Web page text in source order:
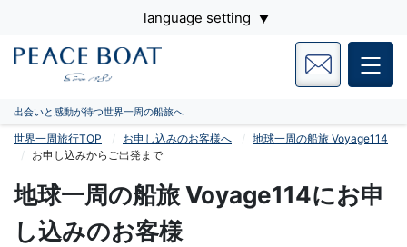
language setting
出会いと感動が待つ世界一周の船旅へ
世界一周旅行TOP お申し込みのお客様へ
地球一周の船旅 Voyage114
お申し込みからご出発まで
地球一周の船旅 Voyage114にお申
し込みのお客様